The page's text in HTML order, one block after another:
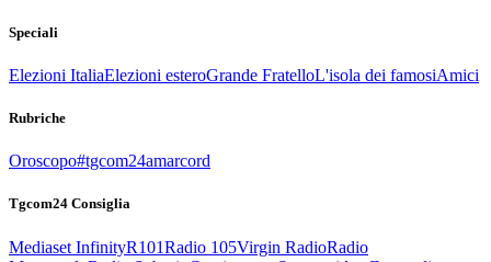
Speciali
Elezioni ItaliaElezioni esteroGrande FratelloL'isola dei famosiAmici
Rubriche
Oroscopo#tgcom24amarcord
Tgcom24 Consiglia
Mediaset InfinityR101Radio 105Virgin RadioRadio